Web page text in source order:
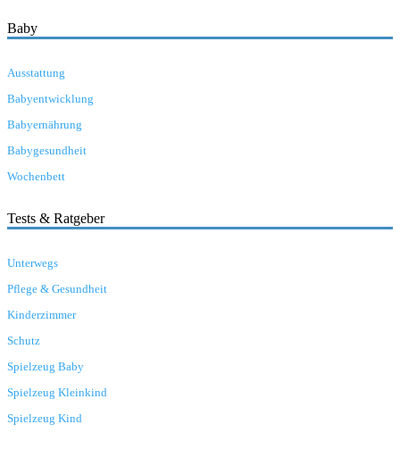
Baby
Ausstattung
Babyentwicklung
Babyernährung
Babygesundheit
Wochenbett
Tests & Ratgeber
Unterwegs
Pflege & Gesundheit
Kinderzimmer
Schutz
Spielzeug Baby
Spielzeug Kleinkind
Spielzeug Kind